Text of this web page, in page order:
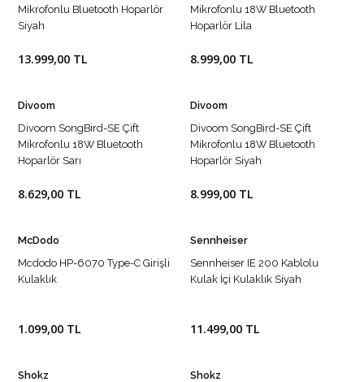
Mikrofonlu Bluetooth Hoparlör
Siyah
13.999,00 TL
Mikrofonlu 18W Bluetooth
Hoparlör Lila
8.999,00 TL
Divoom
Divoom SongBird-SE Çift
Mikrofonlu 18W Bluetooth
Hoparlör Sarı
8.629,00 TL
Divoom
Divoom SongBird-SE Çift
Mikrofonlu 18W Bluetooth
Hoparlör Siyah
8.999,00 TL
McDodo
Mcdodo HP-6070 Type-C Girişli
Kulaklık
1.099,00 TL
Sennheiser
Sennheiser IE 200 Kablolu
Kulak İçi Kulaklık Siyah
11.499,00 TL
Shokz
Shokz